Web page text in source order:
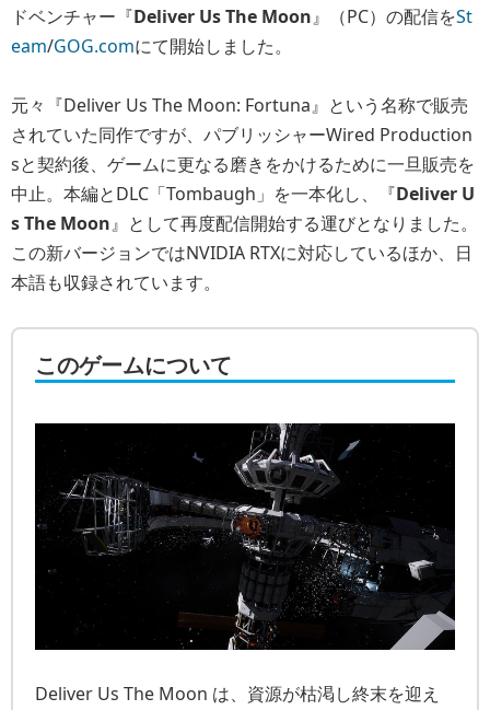
ドベンチャー『Deliver Us The Moon』（PC）の配信をSt
eam/GOG.comにて開始しました。
元々『Deliver Us The Moon: Fortuna』という名称で販売
されていた同作ですが、パブリッシャーWired Production
sと契約後、ゲームに更なる磨きをかけるために一旦販売を
中止。本編とDLC「Tombaugh」を一本化し、『Deliver U
s The Moon』として再度配信開始する運びとなりました。
この新バージョンではNVIDIA RTXに対応しているほか、日
本語も収録されています。
このゲームについて
Deliver Us The Moon は、資源が枯渇し終末を迎え